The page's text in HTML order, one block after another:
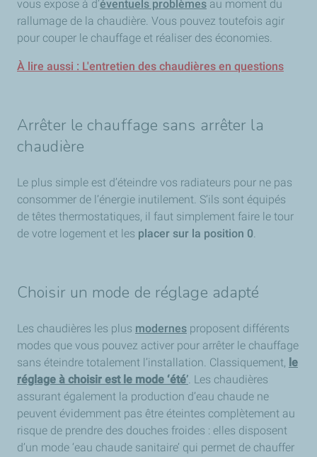
vous expose à d’éventuels problèmes au moment du
rallumage de la chaudière. Vous pouvez toutefois agir
pour couper le chauffage et réaliser des économies.
À lire aussi : L'entretien des chaudières en questions
Arrêter le chauffage sans arrêter la
chaudière
Le plus simple est d’éteindre vos radiateurs pour ne pas
consommer de l’énergie inutilement. S’ils sont équipés
de têtes thermostatiques, il faut simplement faire le tour
de votre logement et les placer sur la position 0.
Choisir un mode de réglage adapté
Les chaudières les plus modernes proposent différents
modes que vous pouvez activer pour arrêter le chauffage
sans éteindre totalement l’installation. Classiquement, le
réglage à choisir est le mode ‘été’. Les chaudières
assurant également la production d’eau chaude ne
peuvent évidemment pas être éteintes complètement au
risque de prendre des douches froides : elles disposent
d’un mode ‘eau chaude sanitaire’ qui permet de chauffer